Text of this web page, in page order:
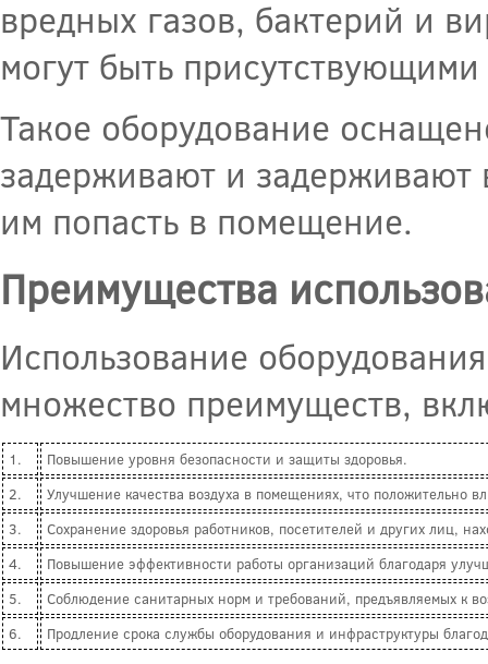
вредных газов, бактерий и
могут быть
Такое оборудование
задерживают и задерживают
им попасть в помещение.
Преимущества
Использование
множество преимуществ,
1.
Повышение уровня безопасности и защиты здоровья.
2.
Улучшение качества воздуха в помещениях, что положительно
3.
Сохранение здоровья работников, посетителей и других лиц,
4.
Повышение эффективности работы организаций благодаря
5.
Соблюдение санитарных норм и требований, предъявляемых к
6.
Продление срока службы оборудования и инфраструктуры